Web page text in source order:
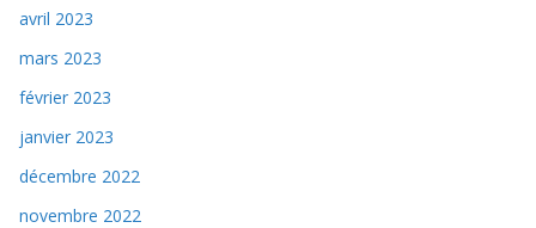
avril 2023
mars 2023
février 2023
janvier 2023
décembre 2022
novembre 2022